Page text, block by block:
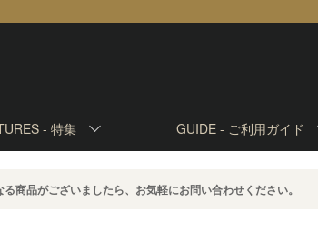
- 特集 GUIDE - ご利用ガイド
商品がございましたら、お気軽にお問い合わせください。